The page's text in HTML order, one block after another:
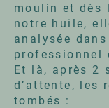
moulin et dès
notre huile,
analysée
professionnel
Et là, après 2
d’attente, les
tombés :